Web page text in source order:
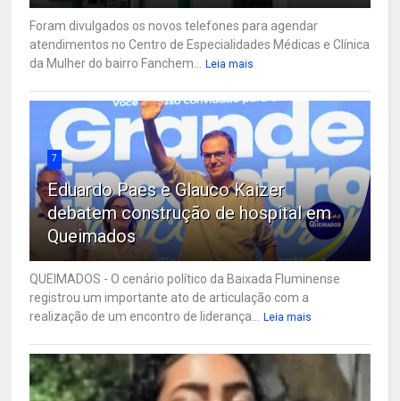
Foram divulgados os novos telefones para agendar
atendimentos no Centro de Especialidades Médicas e Clínica
da Mulher do bairro Fanchem...
Leia mais
7
Eduardo Paes e Glauco Kaizer
debatem construção de hospital em
Queimados
QUEIMADOS - O cenário político da Baixada Fluminense
registrou um importante ato de articulação com a
realização de um encontro de liderança...
Leia mais